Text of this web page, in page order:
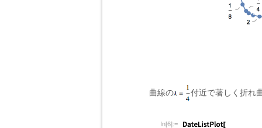
曲線の 付近で著しく折れ
In[6]:=